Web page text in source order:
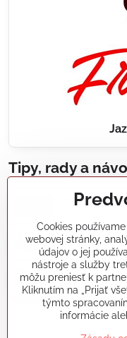
Tipy, rady a
Realizácie
Články a blogy
Rady a návody
Cookies
webovej stránky,
údajov o jej
nástroje a služby
môžu preniesť k
Kliknutím na „Prijať
týmto
informácie